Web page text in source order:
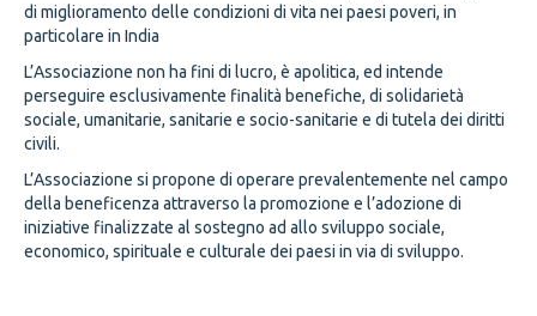
di miglioramento delle condizioni di vita nei paesi poveri, in
particolare in India
L’Associazione non ha fini di lucro, è apolitica, ed intende
perseguire esclusivamente finalità benefiche, di solidarietà
sociale, umanitarie, sanitarie e socio-sanitarie e di tutela dei diritti
civili.
L’Associazione si propone di operare prevalentemente nel campo
della beneficenza attraverso la promozione e l’adozione di
iniziative finalizzate al sostegno ad allo sviluppo sociale,
economico, spirituale e culturale dei paesi in via di sviluppo.